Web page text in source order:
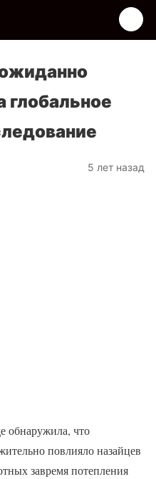
глобальное
5 лет назад
обнаружила, что
повлияло назайцев
завремя потепления